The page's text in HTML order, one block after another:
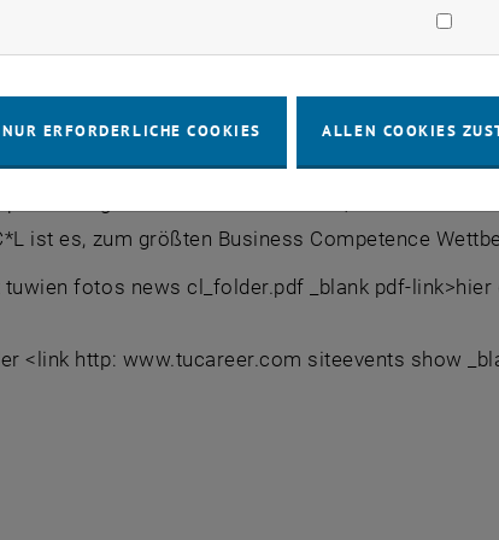
Wettbewerb antritt, wird im Oktober in
in einem Business-English-Camp auf die
League zwei Länder vertreten, heuer sind es
ist es, zum größten Business Competence
fotos news cl_folder.pdf _blank pdf-link>hier
<link http: www.tucareer.com siteevents show
NUR ERFORDERLICHE COOKIES ALLEN COOKIES